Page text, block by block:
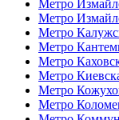
Метро
Метро
Метро
Метро
Метро
Метро
Метро
Метро